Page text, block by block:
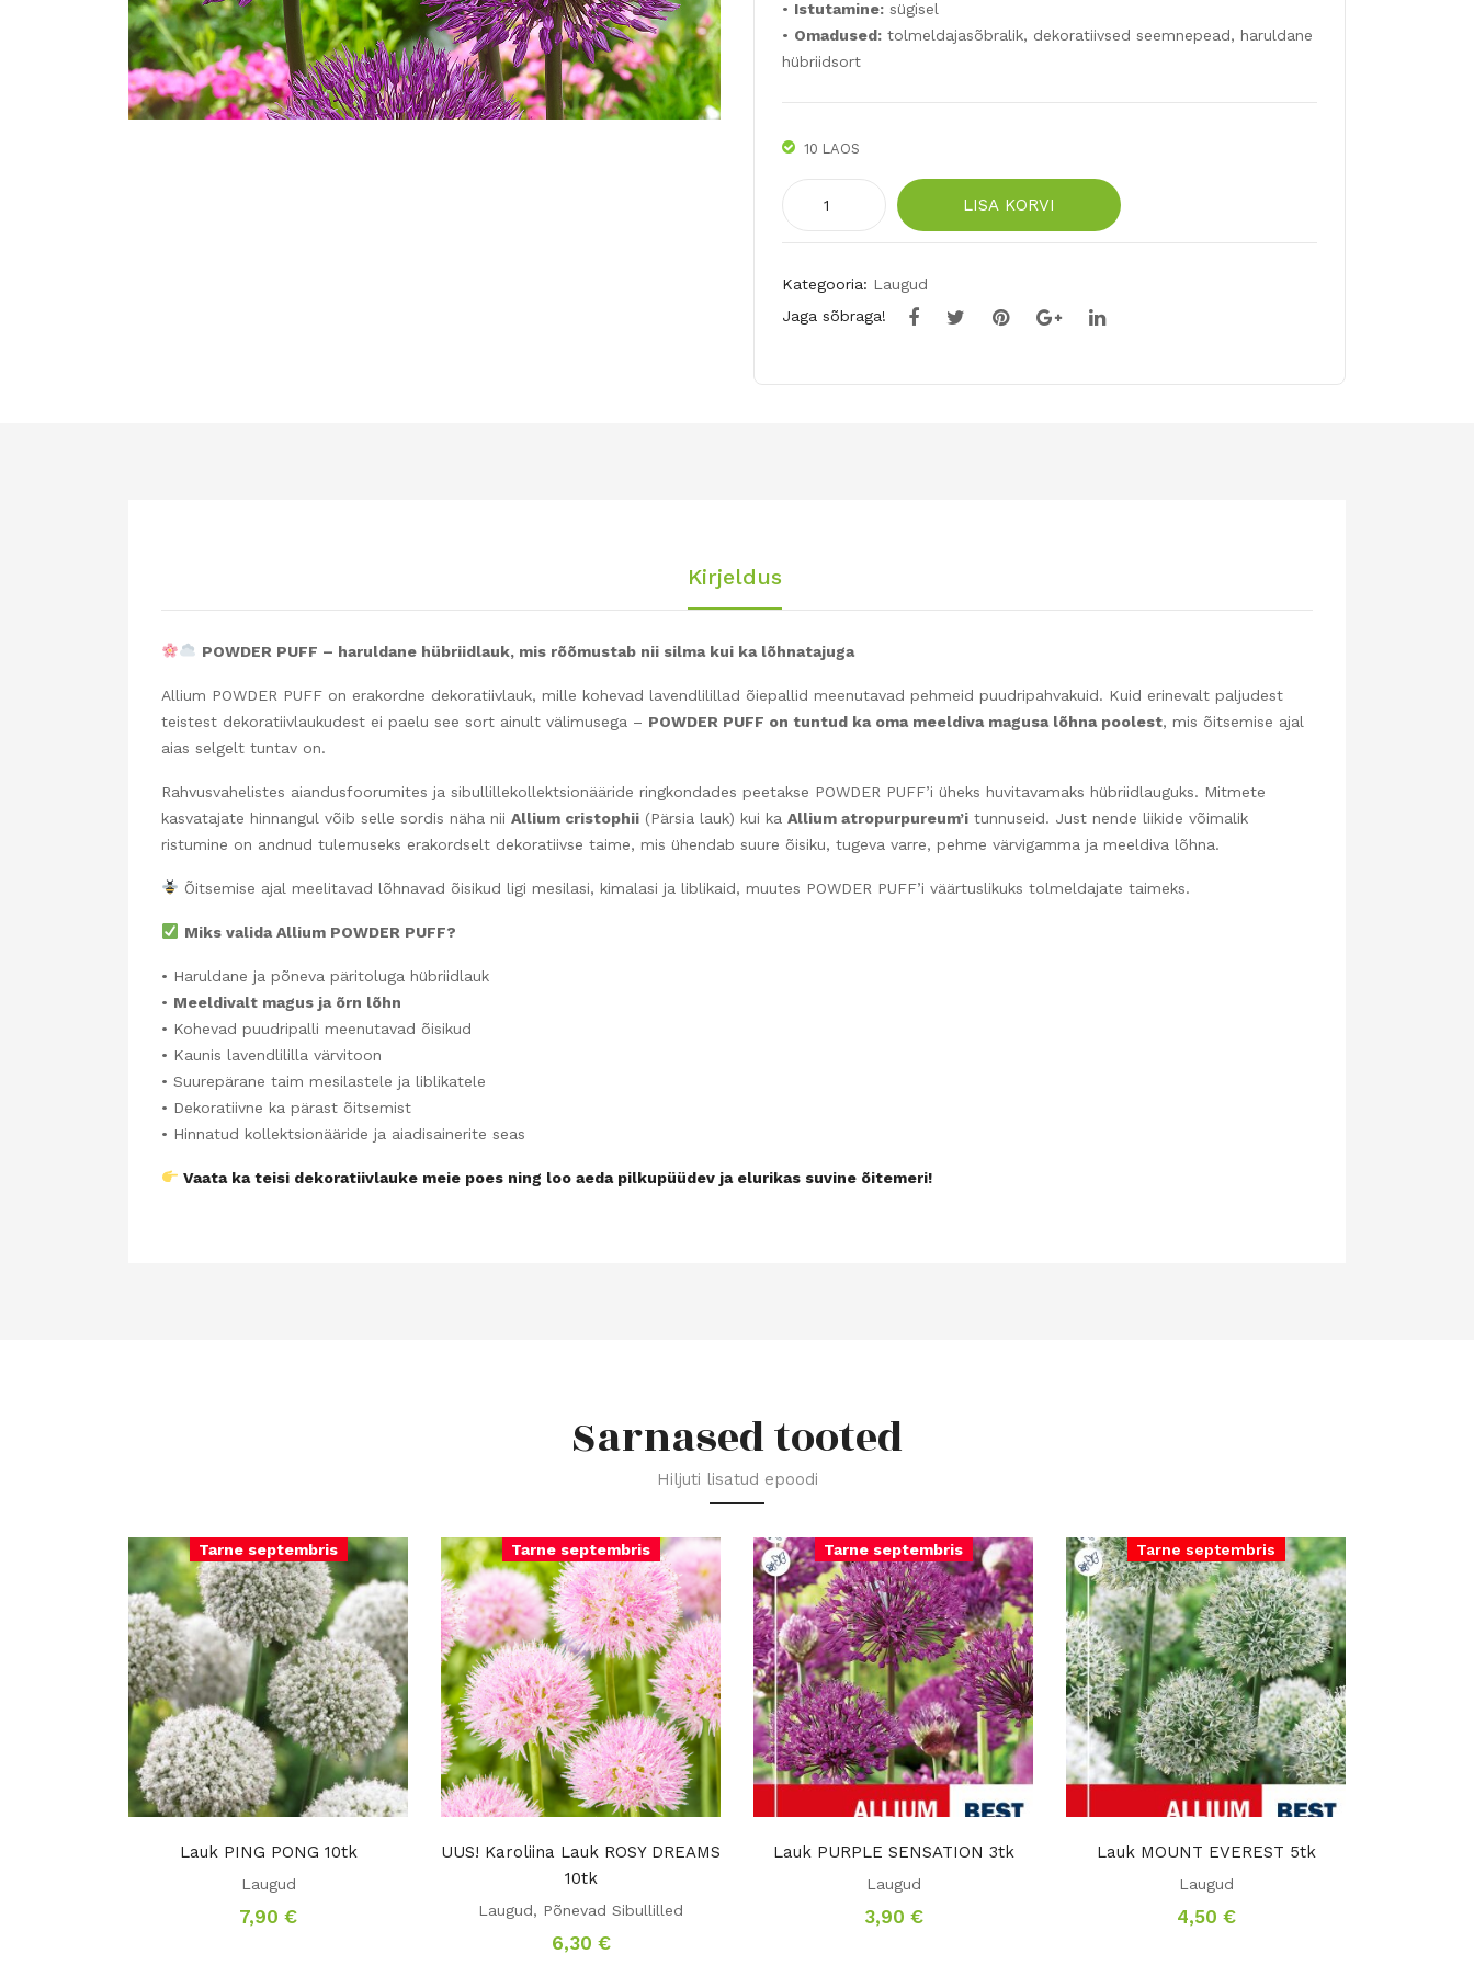
• Istutamine: sügisel
• Omadused: tolmeldajasõbralik, dekoratiivsed seemnepead, haruldane
hübriidsort
10 LAOS
POWDER
PUFF
kogus
LISA KORVI
Kategooria: Laugud
Jaga sõbraga!
Kirjeldus
POWDER PUFF – haruldane hübriidlauk, mis rõõmustab nii silma kui ka lõhnatajuga
Allium POWDER PUFF on erakordne dekoratiivlauk, mille kohevad lavendlilillad õiepallid meenutavad pehmeid puudripahvakuid. Kuid erinevalt paljudest
teistest dekoratiivlaukudest ei paelu see sort ainult välimusega – POWDER PUFF on tuntud ka oma meeldiva magusa lõhna poolest, mis õitsemise ajal
aias selgelt tuntav on.
Rahvusvahelistes aiandusfoorumites ja sibullillekollektsionääride ringkondades peetakse POWDER PUFF’i üheks huvitavamaks hübriidlauguks. Mitmete
kasvatajate hinnangul võib selle sordis näha nii Allium cristophii (Pärsia lauk) kui ka Allium atropurpureum’i tunnuseid. Just nende liikide võimalik
ristumine on andnud tulemuseks erakordselt dekoratiivse taime, mis ühendab suure õisiku, tugeva varre, pehme värvigamma ja meeldiva lõhna.
Õitsemise ajal meelitavad lõhnavad õisikud ligi mesilasi, kimalasi ja liblikaid, muutes POWDER PUFF’i väärtuslikuks tolmeldajate taimeks.
Miks valida Allium POWDER PUFF?
• Haruldane ja põneva päritoluga hübriidlauk
• Meeldivalt magus ja õrn lõhn
• Kohevad puudripalli meenutavad õisikud
• Kaunis lavendlililla värvitoon
• Suurepärane taim mesilastele ja liblikatele
• Dekoratiivne ka pärast õitsemist
• Hinnatud kollektsionääride ja aiadisainerite seas
Vaata ka teisi dekoratiivlauke meie poes ning loo aeda pilkupüüdev ja elurikas suvine õitemeri!
Sarnased tooted
Hiljuti lisatud epoodi
Tarne septembris
Lauk PING PONG 10tk
Laugud
7,90 €
Tarne septembris
UUS! Karoliina Lauk ROSY DREAMS
10tk
Laugud, Põnevad Sibullilled
6,30 €
Tarne septembris
Lauk PURPLE SENSATION 3tk
Laugud
3,90 €
Tarne septembris
Lauk MOUNT EVEREST 5tk
Laugud
4,50 €